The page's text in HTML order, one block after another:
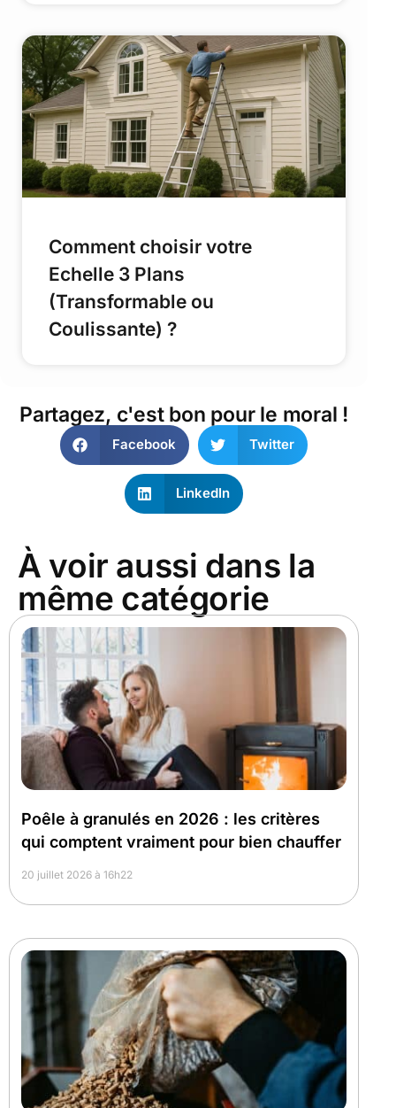
Comment choisir votre
Echelle 3 Plans
(Transformable ou
Coulissante) ?
Partagez, c'est bon pour le moral !
Facebook Twitter
LinkedIn
À voir aussi dans la
même catégorie
Poêle à granulés en 2026 : les critères
qui comptent vraiment pour bien chauffer
20 juillet 2026 à 16h22